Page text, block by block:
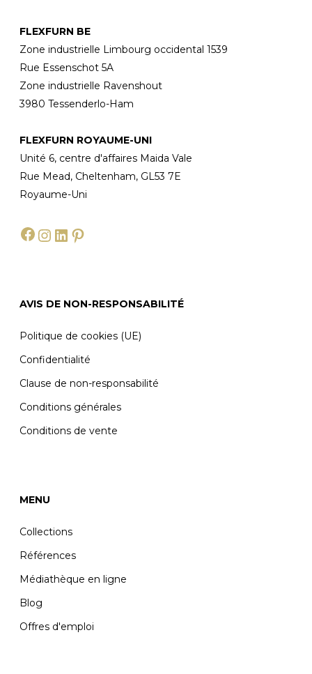
FLEXFURN BE
Zone industrielle Limbourg occidental 1539
Rue Essenschot 5A
Zone industrielle Ravenshout
3980 Tessenderlo-Ham
FLEXFURN ROYAUME-UNI
Unité 6, centre d'affaires Maida Vale
Rue Mead, Cheltenham, GL53 7E
Royaume-Uni
Facebook
Instagram
LinkedIn
AVIS DE NON-RESPONSABILITÉ
Politique de cookies (UE)
Confidentialité
Clause de non-responsabilité
Conditions générales
Conditions de vente
MENU
Collections
Références
Médiathèque en ligne
Blog
Offres d'emploi